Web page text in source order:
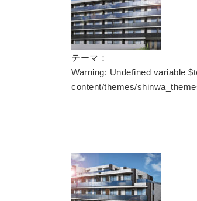
テーマ：
Warning: Undefined variable
content/themes/